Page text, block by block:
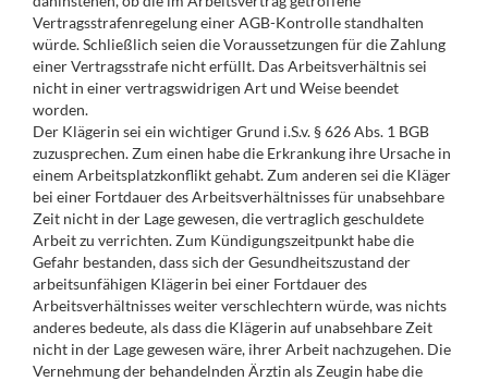
Vertragsstrafenregelung einer AGB-Kontrolle standhalten
würde. Schließlich seien die Voraussetzungen für die Zahlung
einer Vertragsstrafe nicht erfüllt. Das Arbeitsverhältnis sei
nicht in einer vertragswidrigen Art und Weise beendet
worden.
Der Klägerin sei ein wichtiger Grund i.S.v. § 626 Abs. 1 BGB
zuzusprechen. Zum einen habe die Erkrankung ihre Ursache in
einem Arbeitsplatzkonflikt gehabt. Zum anderen sei die Kläger
bei einer Fortdauer des Arbeitsverhältnisses für unabsehbare
Zeit nicht in der Lage gewesen, die vertraglich geschuldete
Arbeit zu verrichten. Zum Kündigungszeitpunkt habe die
Gefahr bestanden, dass sich der Gesundheitszustand der
arbeitsunfähigen Klägerin bei einer Fortdauer des
Arbeitsverhältnisses weiter verschlechtern würde, was nichts
anderes bedeute, als dass die Klägerin auf unabsehbare Zeit
nicht in der Lage gewesen wäre, ihrer Arbeit nachzugehen. Die
Vernehmung der behandelnden Ärztin als Zeugin habe die